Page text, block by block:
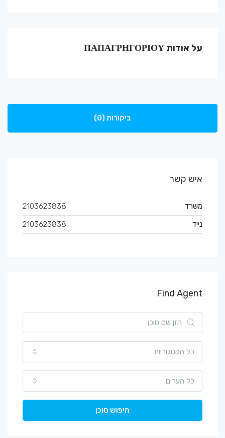
על אודות ΠΑΠΑΓΡΗΓΟΡΙΟΥ
ביקורות (0)
איש קשר
משרד
2103623838
נייד
2103623838
Find Agent
כל הקטגוריות
כל הערים
חיפוש סוכן